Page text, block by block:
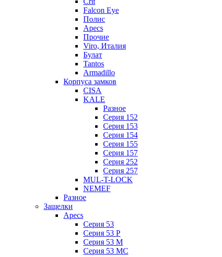
Falcon Eye
Полис
Apecs
Прочие
Viro, Италия
Булат
Tantos
Armadillo
Корпуса замков
CISA
KALE
Разное
Серия 152
Серия 153
Серия 154
Серия 155
Серия 157
Серия 252
Серия 257
MUL-T-LOCK
NEMEF
Разное
Защелки
Apecs
Серия 53
Серия 53 P
Серия 53 М
Серия 53 МC